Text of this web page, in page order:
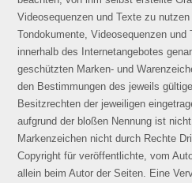
Videosequenzen und Texte zu
Tondokumente, Videosequenzen
innerhalb des Internetangebotes
geschützten Marken- und
den Bestimmungen des jeweils
Besitzrechten der jeweiligen
aufgrund der bloßen Nennung ist
Markenzeichen nicht durch Rechte
Copyright für veröffentlichte, vom
allein beim Autor der Seiten. Eine